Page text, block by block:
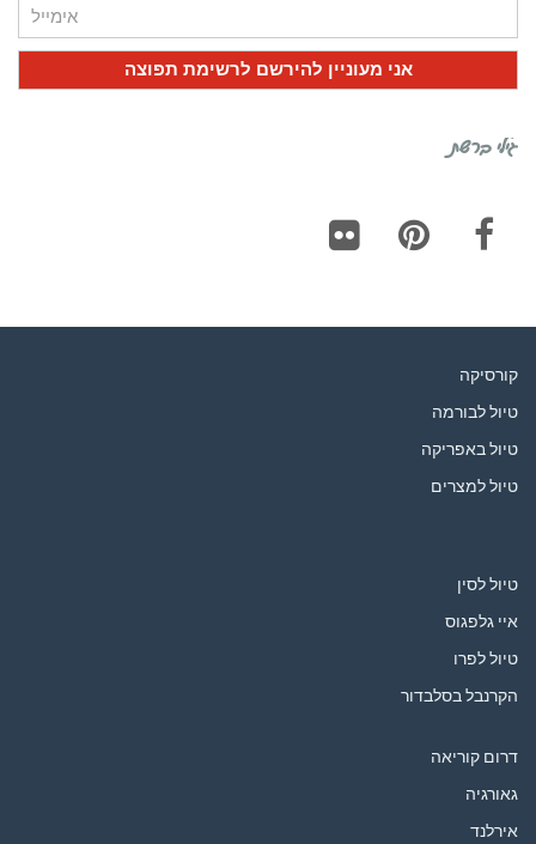
גילי ברשת
קורסיקה
טיול לבורמה
טיול באפריקה
טיול למצרים
טיול לסין
איי גלפגוס
טיול לפרו
הקרנבל בסלבדור
דרום קוריאה
גאורגיה
אירלנד